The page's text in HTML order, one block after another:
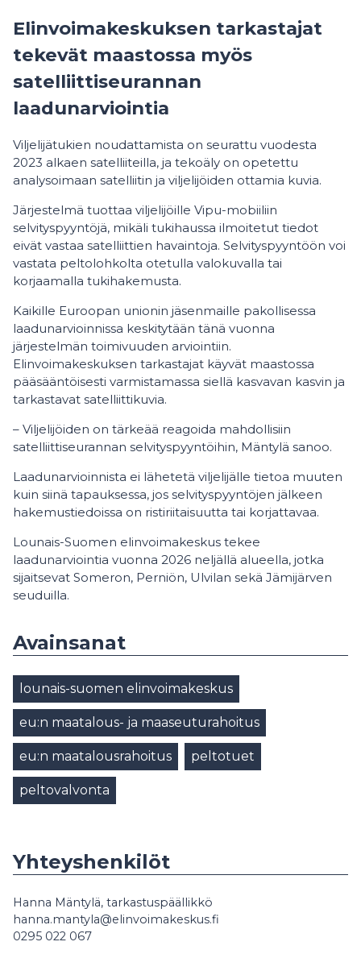
Elinvoimakeskuksen tarkastajat
tekevät maastossa myös
satelliittiseurannan
laadunarviointia
Viljelijätukien noudattamista on seurattu vuodesta
2023 alkaen satelliiteilla, ja tekoäly on opetettu
analysoimaan satelliitin ja viljelijöiden ottamia kuvia.
Järjestelmä tuottaa viljelijöille Vipu-mobiiliin
selvityspyyntöjä, mikäli tukihaussa ilmoitetut tiedot
eivät vastaa satelliittien havaintoja. Selvityspyyntöön voi
vastata peltolohkolta otetulla valokuvalla tai
korjaamalla tukihakemusta.
Kaikille Euroopan unionin jäsenmaille pakollisessa
laadunarvioinnissa keskitytään tänä vuonna
järjestelmän toimivuuden arviointiin.
Elinvoimakeskuksen tarkastajat käyvät maastossa
pääsääntöisesti varmistamassa siellä kasvavan kasvin ja
tarkastavat satelliittikuvia.
– Viljelijöiden on tärkeää reagoida mahdollisiin
satelliittiseurannan selvityspyyntöihin, Mäntylä sanoo.
Laadunarvioinnista ei lähetetä viljelijälle tietoa muuten
kuin siinä tapauksessa, jos selvityspyyntöjen jälkeen
hakemustiedoissa on ristiriitaisuutta tai korjattavaa.
Lounais-Suomen elinvoimakeskus tekee
laadunarviointia vuonna 2026 neljällä alueella, jotka
sijaitsevat Someron, Perniön, Ulvilan sekä Jämijärven
seuduilla.
Avainsanat
lounais-suomen elinvoimakeskus
eu:n maatalous- ja maaseuturahoitus
eu:n maatalousrahoitus peltotuet
peltovalvonta
Yhteyshenkilöt
Hanna Mäntylä, tarkastuspäällikkö
hanna.mantyla@elinvoimakeskus.fi
0295 022 067